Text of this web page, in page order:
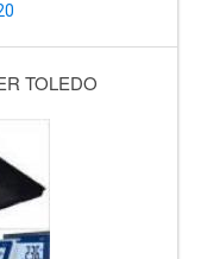
TOLEDO